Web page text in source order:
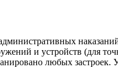
и устройств (для
любых застроек.